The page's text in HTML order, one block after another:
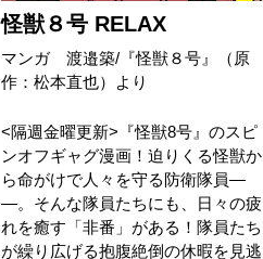
怪獣８号 RELAX
マンガ 渡邉築/『怪獣８号』（原
作：松本直也）より
<隔週金曜更新>『怪獣8号』のスピ
ンオフギャグ漫画！迫りくる怪獣か
ら命がけで人々を守る防衛隊員―
―。そんな隊員たちにも、日々の疲
れを癒す「非番」がある！隊員たち
が繰り広げる抱腹絶倒の休暇を見逃